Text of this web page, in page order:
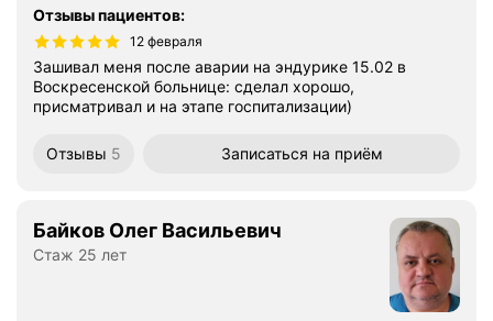
Отзывы пациентов:
12 февраля
Зашивал меня после аварии на эндурике 15.02 в
Воскресенской больнице: сделал хорошо,
присматривал и на этапе госпитализации)
Отзывы 5 Записаться на приём
Байков Олег Васильевич
Стаж 25 лет